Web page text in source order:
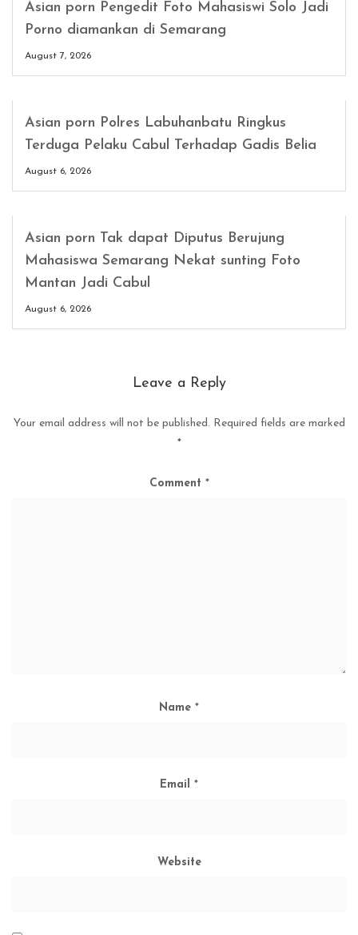
Asian porn Pengedit Foto Mahasiswi Solo Jadi
Porno diamankan di Semarang
August 7, 2026
Asian porn Polres Labuhanbatu Ringkus
Terduga Pelaku Cabul Terhadap Gadis Belia
August 6, 2026
Asian porn Tak dapat Diputus Berujung
Mahasiswa Semarang Nekat sunting Foto
Mantan Jadi Cabul
August 6, 2026
Leave a Reply
Your email address will not be published. Required fields are marked
*
Comment *
Name *
Email *
Website